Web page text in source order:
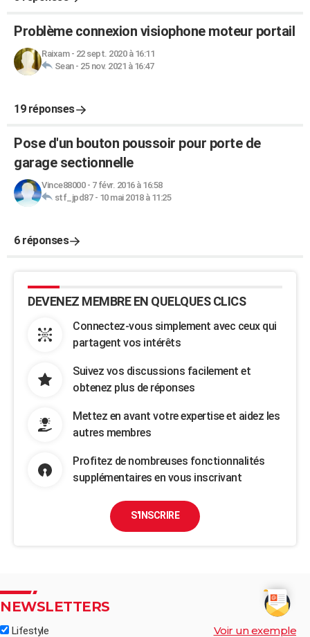
Problème connexion visiophone moteur portail
Raixam- 22 sept. 2020 à 16:11
Sean- 25 nov. 2021 à 16:47
19 réponses
Pose d'un bouton poussoir pour porte de
garage sectionnelle
Vince88000- 7 févr. 2016 à 16:58
stf_jpd87- 10 mai 2018 à 11:25
6 réponses
DEVENEZ MEMBRE EN QUELQUES CLICS
Connectez-vous simplement avec ceux qui
partagent vos intérêts
Suivez vos discussions facilement et
obtenez plus de réponses
Mettez en avant votre expertise et aidez les
autres membres
Profitez de nombreuses fonctionnalités
supplémentaires en vous inscrivant
S'INSCRIRE
NEWSLETTERS
Lifestyle Voir un exemple